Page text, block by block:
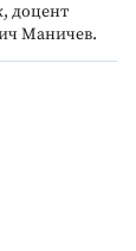
доцент
Маничев.